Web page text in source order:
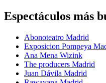
Espectáculos más
Abonoteatro Madrid
Exposicion Pompeya
Ana Mena Wizink
The producers Madrid
Juan Dávila Madrid